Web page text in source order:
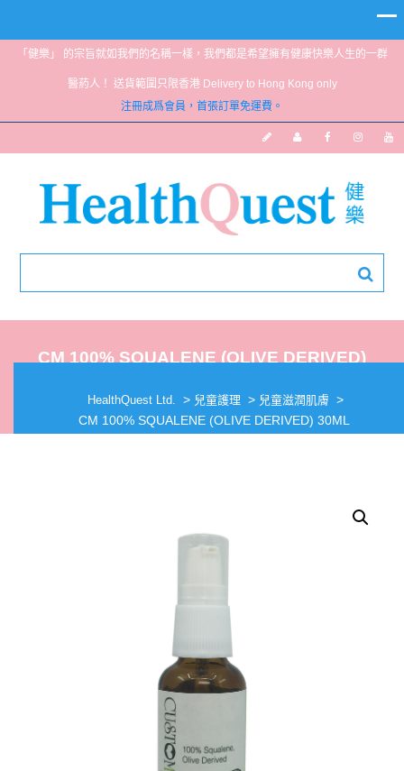
「健樂」 的宗旨就如我們的名稱一樣，我們都是希望擁有健康快樂人生的一群
醫葯人！ 送貨範圍只限香港 Delivery to Hong Kong only
注冊成爲會員，首張訂單免運費。
CM 100% SQUALENE (OLIVE DERIVED)
HealthQuest Ltd. > 兒童護理 > 兒童滋潤肌膚 >
CM 100% SQUALENE (OLIVE DERIVED) 30ML